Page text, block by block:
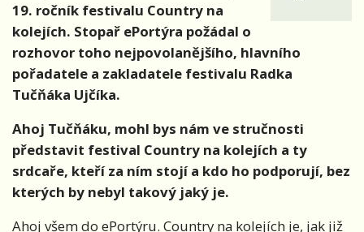
19. ročník festivalu Country na
kolejích. Stopař ePortýra požádal o
rozhovor toho nejpovolanějšího, hlavního
pořadatele a zakladatele festivalu Radka
Tučňáka Ujčíka.
Ahoj Tučňáku, mohl bys nám ve stručnosti
představit festival Country na kolejích a ty
srdcaře, kteří za ním stojí a kdo ho podporují, bez
kterých by nebyl takový jaký je.
Ahoj všem do ePortýru. Country na kolejích je, jak již